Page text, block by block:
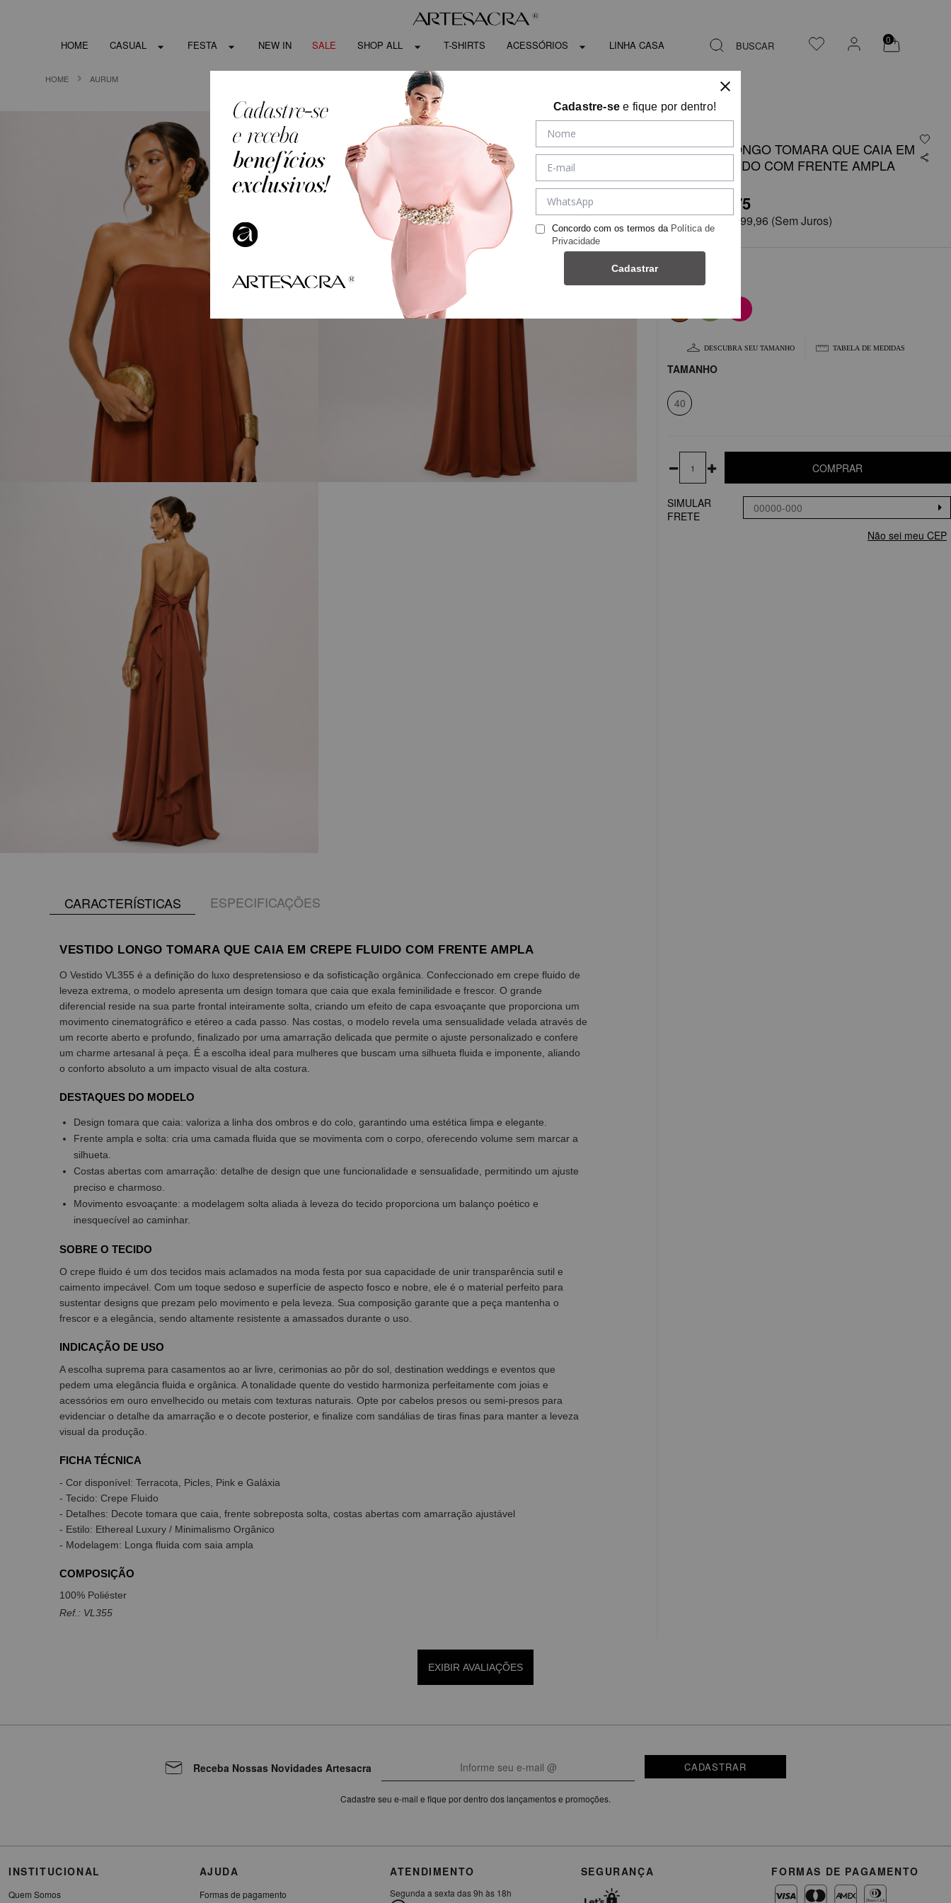
HOME CASUAL FESTA NEW IN SALE SHOP ALL T-SHIRTS ACESSÓRIOS LINHA CASA BUSCAR 0
HOME AURUM
CARACTERÍSTICAS ESPECIFICAÇÕES
VESTIDO LONGO TOMARA QUE CAIA EM CREPE FLUIDO COM FRENTE AMPLA
O Vestido VL355 é a definição do luxo despretensioso e da sofisticação orgânica. Confeccionado em crepe fluido de
leveza extrema, o modelo apresenta um design tomara que caia que exala feminilidade e frescor. O grande
diferencial reside na sua parte frontal inteiramente solta, criando um efeito de capa esvoaçante que proporciona um
movimento cinematográfico e etéreo a cada passo. Nas costas, o modelo revela uma sensualidade velada através de
um recorte aberto e profundo, finalizado por uma amarração delicada que permite o ajuste personalizado e confere
um charme artesanal à peça. É a escolha ideal para mulheres que buscam uma silhueta fluida e imponente, aliando
o conforto absoluto a um impacto visual de alta costura.
DESTAQUES DO MODELO
Design tomara que caia: valoriza a linha dos ombros e do colo, garantindo uma estética limpa e elegante.
Frente ampla e solta: cria uma camada fluida que se movimenta com o corpo, oferecendo volume sem marcar a
silhueta.
Costas abertas com amarração: detalhe de design que une funcionalidade e sensualidade, permitindo um ajuste
preciso e charmoso.
Movimento esvoaçante: a modelagem solta aliada à leveza do tecido proporciona um balanço poético e
inesquecível ao caminhar.
SOBRE O TECIDO
O crepe fluido é um dos tecidos mais aclamados na moda festa por sua capacidade de unir transparência sutil e
caimento impecável. Com um toque sedoso e superfície de aspecto fosco e nobre, ele é o material perfeito para
sustentar designs que prezam pelo movimento e pela leveza. Sua composição garante que a peça mantenha o
frescor e a elegância, sendo altamente resistente a amassados durante o uso.
INDICAÇÃO DE USO
A escolha suprema para casamentos ao ar livre, cerimonias ao pôr do sol, destination weddings e eventos que
pedem uma elegância fluida e orgânica. A tonalidade quente do vestido harmoniza perfeitamente com joias e
acessórios em ouro envelhecido ou metais com texturas naturais. Opte por cabelos presos ou semi-presos para
evidenciar o detalhe da amarração e o decote posterior, e finalize com sandálias de tiras finas para manter a leveza
visual da produção.
FICHA TÉCNICA
- Cor disponível: Terracota, Picles, Pink e Galáxia
- Tecido: Crepe Fluido
- Detalhes: Decote tomara que caia, frente sobreposta solta, costas abertas com amarração ajustável
- Estilo: Ethereal Luxury / Minimalismo Orgânico
- Modelagem: Longa fluida com saia ampla
COMPOSIÇÃO
100% Poliéster
Ref.: VL355
VESTIDO LONGO TOMARA QUE CAIA EM
CREPE FLUIDO COM FRENTE AMPLA
R$ 2.999,75
em6x deR$ 499,96 (Sem Juros)
DESCUBRA SEU TAMANHO TABELA DE MEDIDAS
TAMANHO
40
COMPRAR
SIMULAR
FRETE
Não sei meu CEP
EXIBIR AVALIAÇÕES
Receba Nossas Novidades Artesacra CADASTRAR
Cadastre seu e-mail e fique por dentro dos lançamentos e promoções.
INSTITUCIONAL
Quem Somos
AJUDA
Formas de pagamento
ATENDIMENTO
Segunda a sexta das 9h às 18h
SEGURANÇA FORMAS DE PAGAMENTO
Cadastre-se e fique por dentro!
Concordo com os termos da Política de
Privacidade
Cadastrar